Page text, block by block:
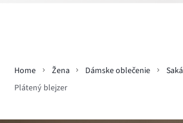
Home Žena Dámske oblečenie
Saká
Plátený blejzer